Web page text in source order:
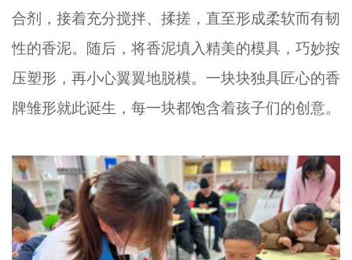
合剂，接着充分搅拌、揉搓，直至形成柔软而有韧
性的香泥。随后，将香泥填入精美的模具，巧妙按
压塑形，再小心翼翼地脱模。一块块独具匠心的香
牌雏形就此诞生，每一块都饱含着孩子们的创意。